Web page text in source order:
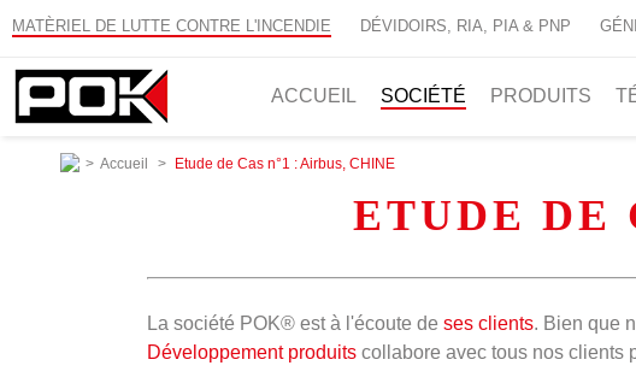
MATÈRIEL DE LUTTE CONTRE L'INCENDIE DÉVIDOIRS, RIA, PIA & PNP
ACCUEIL SOCIÉTÉ PRODUITS
> Accueil > Etude de Cas n°1 : Airbus, CHINE
ETUDE DE
La société POK® est à l'écoute de ses clients. Bien que
Développement produits collabore avec tous nos clients